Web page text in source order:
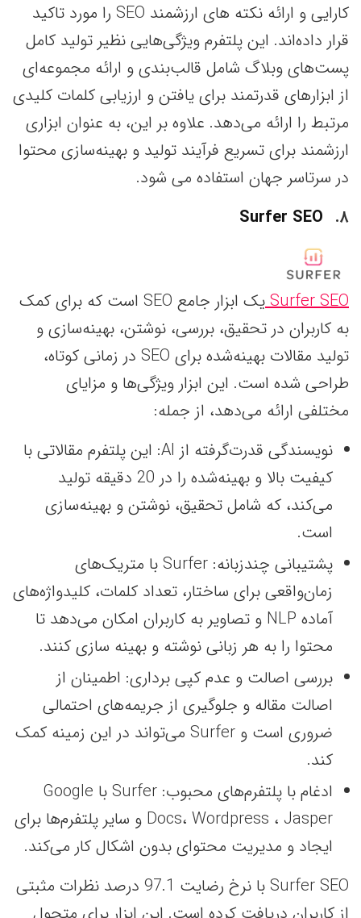
کارایی و ارائه نکته های ارزشمند SEO را مورد تاکید
قرار داده‌اند. این پلتفرم ویژگی‌هایی نظیر تولید کامل
پست‌های وبلاگ شامل قالب‌بندی و ارائه مجموعه‌ای
از ابزارهای قدرتمند برای یافتن و ارزیابی کلمات کلیدی
مرتبط را ارائه می‌دهد. علاوه بر این، به عنوان ابزاری
ارزشمند برای تسریع فرآیند تولید و بهینه‌سازی محتوا
در سرتاسر جهان استفاده می شود.
۸
Surfer SEO
Surfer SEO
یک ابزار جامع SEO است که برای کمک
به کاربران در تحقیق، بررسی، نوشتن، بهینه‌سازی و
تولید مقالات بهینه‌شده برای SEO در زمانی کوتاه،
طراحی شده است. این ابزار ویژگی‌ها و مزایای
مختلفی ارائه می‌دهد، از جمله:
نویسندگی قدرت‌گرفته از AI: این پلتفرم مقالاتی با
کیفیت بالا و بهینه‌شده را در 20 دقیقه تولید
می‌کند، که شامل تحقیق، نوشتن و بهینه‌سازی
است.
پشتیبانی چندزبانه: Surfer با متریک‌های
زمان‌واقعی برای ساختار، تعداد کلمات، کلیدواژه‌های
آماده NLP و تصاویر به کاربران امکان می‌دهد تا
محتوا را به هر زبانی نوشته و بهینه سازی کنند.
بررسی اصالت و عدم کپی برداری: اطمینان از
اصالت مقاله و جلوگیری از جریمه‌های احتمالی
ضروری است و Surfer می‌تواند در این زمینه کمک
کند.
ادغام با پلتفرم‌های محبوب: Surfer با Google
Docs، Wordpress ، Jasper و سایر پلتفرم‌ها برای
ایجاد و مدیریت محتوای بدون اشکال کار می‌کند.
Surfer SEO با نرخ رضایت 97.1 درصد نظرات مثبتی